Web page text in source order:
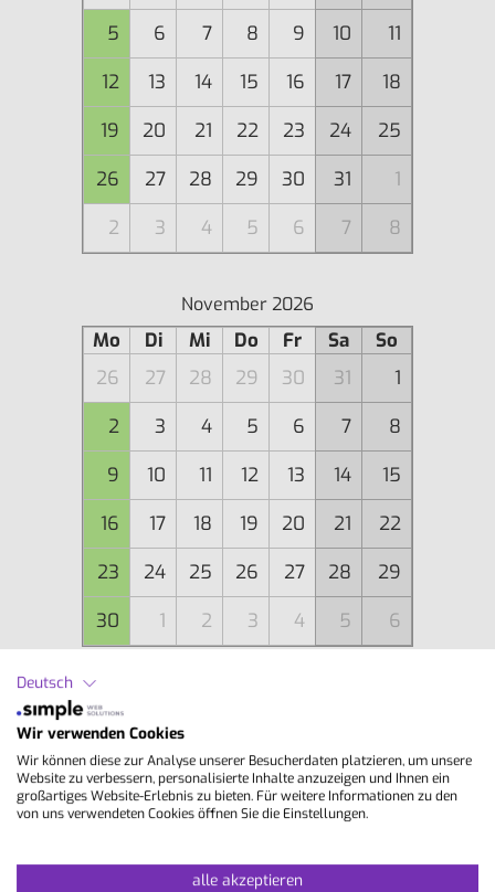
5
6 7 8 9 10
11
12
13 14 15 16 17
18
19
20 21 22 23 24
25
26
27 28 29 30 31
1
2
3 4 5 6 7 8
November 2026
Mo Di Mi Do Fr Sa
So
26
27 28 29 30 31
1
2
3 4 5 6 7
8
9
10 11 12 13 14
15
16
17 18 19 20 21
22
23
24 25 26 27 28
29
30
1 2 3 4 5 6
Aktuelles Datum
Kursbeginn nicht für absolute Anfänger (A0)
geeignet
Inhalte
Deutsch
Wir verwenden Cookies
Wir können diese zur Analyse unserer Besucherdaten platzieren, um unsere
Website zu verbessern, personalisierte Inhalte anzuzeigen und Ihnen ein
großartiges Website-Erlebnis zu bieten. Für weitere Informationen zu den
von uns verwendeten Cookies öffnen Sie die Einstellungen.
alle akzeptieren